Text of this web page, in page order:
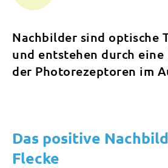
Nachbilder sind optische
und entstehen durch
der Photorezeptoren im
Das positive
Flecke